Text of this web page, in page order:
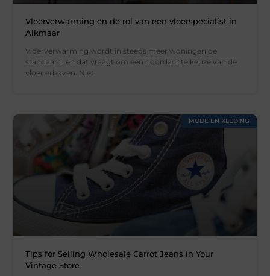
Vloerverwarming en de rol van een vloerspecialist in
Alkmaar
Vloerverwarming wordt in steeds meer woningen de
standaard, en dat vraagt om een doordachte keuze van de
vloer erboven. Niet
MODE EN KLEDING
Tips for Selling Wholesale Carrot Jeans in Your
Vintage Store